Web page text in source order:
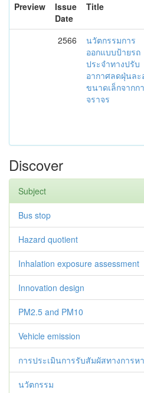
Preview
Issue
Date
Title
2566
นวัตกรรม​การ​
ออกแบบ​ป้าย​รถ
ประจำทาง​ปรับ
อากาศ​ลดฝุ่นละ
ขนาดเล็กจากก
จราจร
Discover
Subject
Bus stop
Hazard quotient
Inhalation exposure assessment
Innovation design
PM2.5 and PM10
Vehicle emission
การประเมินการรับสัมผัสทางการห
นวัตกรรม